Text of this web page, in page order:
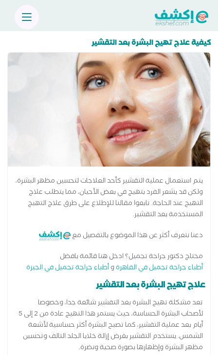
كيفية علاج تهيج البشرة بعد التقشير
يتم استعمال عملية التقشير كأحد العلاجات لتحسين مظهر البشرة،
ولكن قد يشعر الفرد بتهيج في بعض الأحيان، مما​ يتطلب علاج
التهيج عند الحاجة. تابعوا مقالنا للإطلاع على طرق علاج التهيج
المستخدمة بعد التقشير.
دعنا نتعرف أكثر عن هذا الموضوع بالتفصيل مع
محتاج دكتور جراحة تجميل؟ ادخل هنا قائمة بافضل
أطباء جراحة تجميل في القاهرةوأطباء جراحة تجميل في الجيزة
علاج تهيج البشرة بعد التقشير
تعد مشكلة تهيج البشرة بعد التقشير شائعة جدا، وخصوصا
لأصحاب البشرة الحساسة، حيث يستمر هذا التهيج عادة من 2 إلى 5
أيام بعد عملية التقشير، كما تصبح البشرة أكثر حساسية لأشعة
الشمس. يستخدم التقشير بغرض إزالة خلايا الجلد التالف وتحسين
مظهر البشرة وإظهارها بصورة صحية ونضرة.